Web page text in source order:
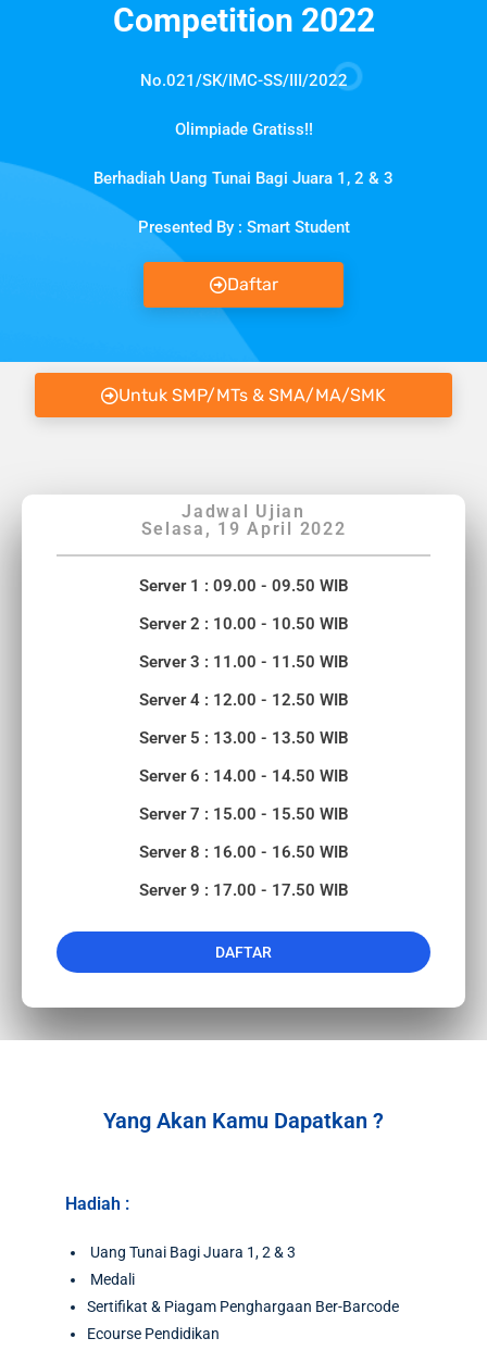
Competition 2022
No.021/SK/IMC-SS/III/2022
Olimpiade Gratiss!!
Berhadiah Uang Tunai Bagi Juara 1, 2 & 3
Presented By : Smart Student
Daftar
Untuk SMP/MTs & SMA/MA/SMK
Jadwal Ujian
Selasa, 19 April 2022
Server 1 : 09.00 - 09.50 WIB
Server 2 : 10.00 - 10.50 WIB
Server 3 : 11.00 - 11.50 WIB
Server 4 : 12.00 - 12.50 WIB
Server 5 : 13.00 - 13.50 WIB
Server 6 : 14.00 - 14.50 WIB
Server 7 : 15.00 - 15.50 WIB
Server 8 : 16.00 - 16.50 WIB
Server 9 : 17.00 - 17.50 WIB
DAFTAR
Yang Akan Kamu Dapatkan ?
Hadiah :
Uang Tunai Bagi Juara 1, 2 & 3
Medali
Sertifikat & Piagam Penghargaan Ber-Barcode
Ecourse Pendidikan